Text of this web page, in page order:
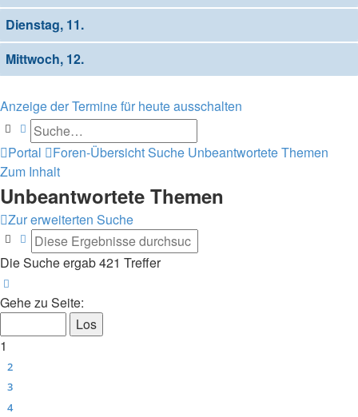
Dienstag, 11.
Mittwoch, 12.
Anzeige der Termine für heute ausschalten
SucheErweiterte Suche
Portal Foren-ÜbersichtSuche Unbeantwortete Themen
Zum Inhalt
Unbeantwortete Themen
Zur erweiterten Suche
SucheErweiterte Suche
Die Suche ergab 421 Treffer
Gehe zu Seite:
1
2
3
4